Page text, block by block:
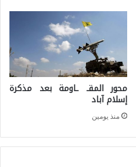
محور المقـ ـاومة بعد مذكرة
إسلام آباد
منذ يومين